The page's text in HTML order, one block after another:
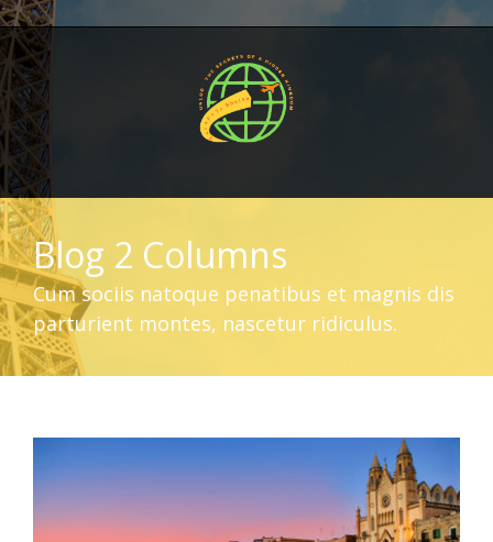
Blog 2 Columns
Cum sociis natoque penatibus et magnis dis
parturient montes, nascetur ridiculus.